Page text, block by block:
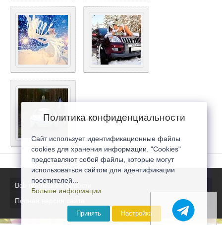
Все последние новости
Полная версия сайта
Политика конфиденциальности
Сайт использует идентификационные файлы
cookies для хранения информации. "Cookies"
представляют собой файлы, которые могут
использоваться сайтом для идентификации
посетителей...
Больше информации
Принять Настройка